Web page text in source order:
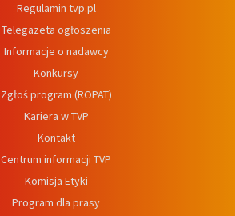
Regulamin tvp.pl
Telegazeta ogłoszenia
Informacje o nadawcy
Konkursy
Zgłoś program (ROPAT)
Kariera w TVP
Kontakt
Centrum informacji TVP
Komisja Etyki
Program dla prasy